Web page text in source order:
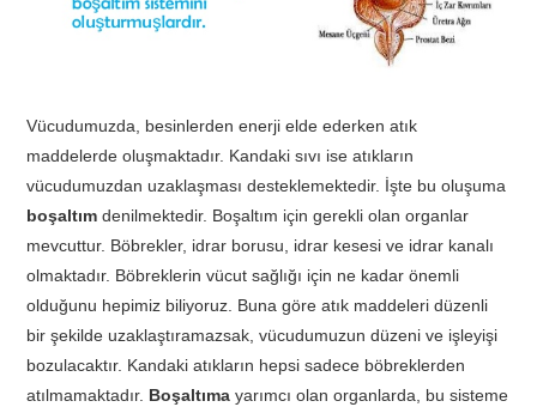
TÜRKÇE
Vücudumuzda, besinlerden enerji elde ederken atık
maddelerde oluşmaktadır. Kandaki sıvı ise atıkların
vücudumuzdan uzaklaşması desteklemektedir. İşte bu oluşuma
boşaltımdenilmektedir. Boşaltım için gerekli olan organlar
mevcuttur. Böbrekler, idrar borusu, idrar kesesi ve idrar kanalı
olmaktadır. Böbreklerin vücut sağlığı için ne kadar önemli
olduğunu hepimiz biliyoruz. Buna göre atık maddeleri düzenli
bir şekilde uzaklaştıramazsak, vücudumuzun düzeni ve işleyişi
bozulacaktır. Kandaki atıkların hepsi sadece böbreklerden
atılmamaktadır. Boşaltımayarımcı olan organlarda, bu sisteme